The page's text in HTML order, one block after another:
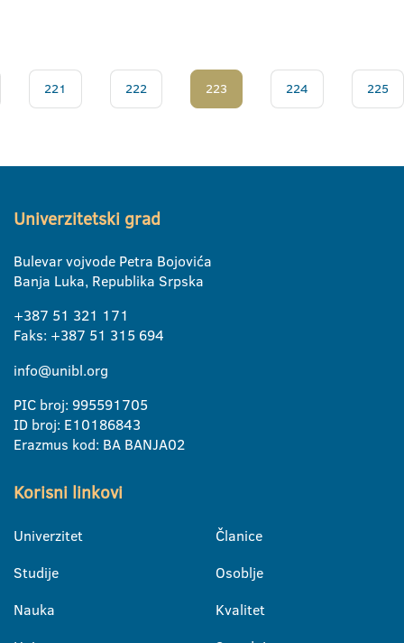
221 222 223 224 225
Univerzitetski grad
Bulevar vojvode Petra Bojovića
Banja Luka, Republika Srpska
+387 51 321 171
Faks: +387 51 315 694
info@unibl.org
PIC broj: 995591705
ID broj: E10186843
Erazmus kod: BA BANJA02
Korisni linkovi
Univerzitet
Studije
Nauka
Članice
Osoblje
Kvalitet